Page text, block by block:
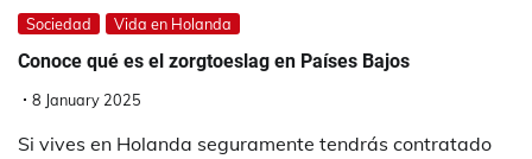
Sociedad Vida en Holanda
Conoce qué es el zorgtoeslag en Países Bajos
8 January 2025
Si vives en Holanda seguramente tendrás contratado